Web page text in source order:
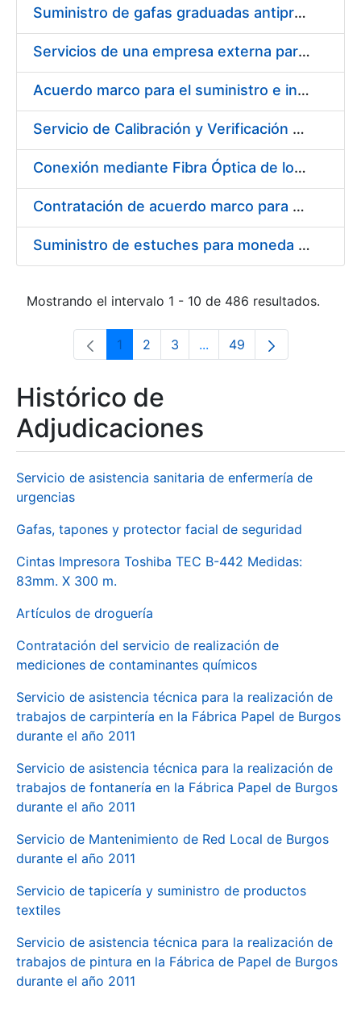
Suministro de gafas graduadas antiproyecciones para los trabajadores de la FNMT-RCM en los centros de trabajo de Madrid y Burgos
Servicios de una empresa externa para el asesoramiento y resolución de los recursos de alzada que se presentan relacionados con procesos de selección para la FNMT-RCM
Acuerdo marco para el suministro e instalación de persianas, estores y otros complementos
Servicio de Calibración y Verificación Externa de los Equipos de Medición del Servicio de Prevención de la FNMT-RCM
Conexión mediante Fibra Óptica de los Centros de Proceso de Datos (CPDs) de las sedes de la FNMT-RCM de Burgos y Madrid
Contratación de acuerdo marco para el Suministro de Material de Electricidad para la Fábrica Nacional de Moneda y Timbre-Real Casa de la Moneda en su centro de trabajo de Burgos
Suministro de estuches para moneda de 30 €
Mostrando el intervalo 1 - 10 de 486 resultados.
Página
1 Página
2 Página
3 ...Páginas intermedias Use
Página
49
Histórico de
Adjudicaciones
Servicio de asistencia sanitaria de enfermería de
urgencias
Gafas, tapones y protector facial de seguridad
Cintas Impresora Toshiba TEC B-442 Medidas:
83mm. X 300 m.
Artículos de droguería
Contratación del servicio de realización de
mediciones de contaminantes químicos
Servicio de asistencia técnica para la realización de
trabajos de carpintería en la Fábrica Papel de Burgos
durante el año 2011
Servicio de asistencia técnica para la realización de
trabajos de fontanería en la Fábrica Papel de Burgos
durante el año 2011
Servicio de Mantenimiento de Red Local de Burgos
durante el año 2011
Servicio de tapicería y suministro de productos
textiles
Servicio de asistencia técnica para la realización de
trabajos de pintura en la Fábrica de Papel de Burgos
durante el año 2011